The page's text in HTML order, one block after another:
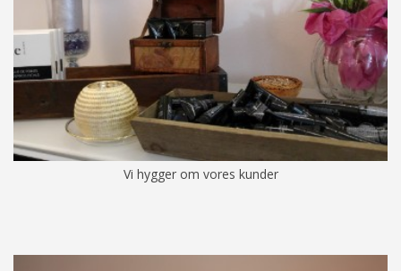
Vi hygger om vores kunder